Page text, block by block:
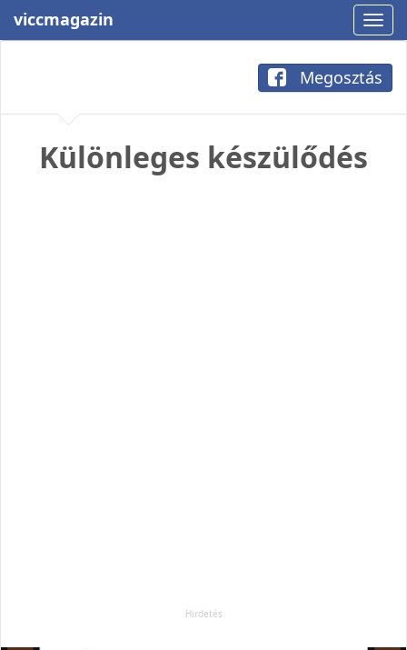
viccmagazin
Megosztás
Különleges készülődés